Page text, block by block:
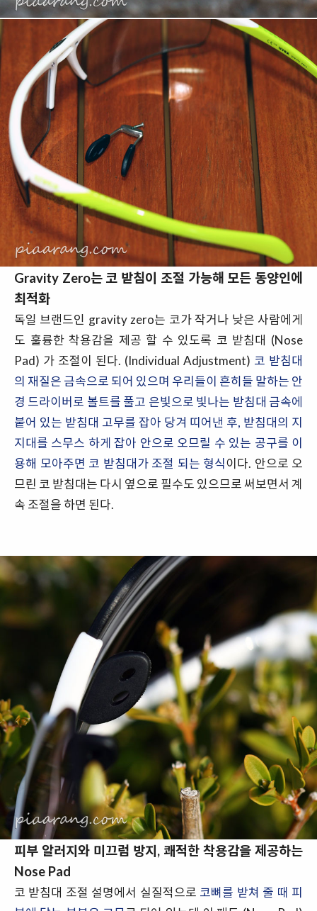
Gravity Zero는 코 받침이 조절 가능해 모든 동양인에
최적화
독일 브랜드인 gravity zero는 코가 작거나 낮은 사람에게
도 훌륭한 착용감을 제공 할 수 있도록 코 받침대 (Nose
Pad) 가 조절이 된다. (Individual Adjustment) 코 받침대
의 재질은 금속으로 되어 있으며 우리들이 흔히들 말하는 안
경 드라이버로 볼트를 풀고 은빛으로 빛나는 받침대 금속에
붙어 있는 받침대 고무를 잡아 당겨 띠어낸 후, 받침대의 지
지대를 스무스 하게 잡아 안으로 오므릴 수 있는 공구를 이
용해 모아주면 코 받침대가 조절 되는 형식이다. 안으로 오
므린 코 받침대는 다시 옆으로 필수도 있으므로 써보면서 계
속 조절을 하면 된다.
피부 알러지와 미끄럼 방지, 쾌적한 착용감을 제공하는
Nose Pad
코 받침대 조절 설명에서 실질적으로 코뼈를 받쳐 줄 때 피